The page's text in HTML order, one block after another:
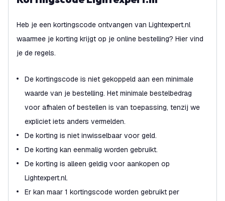
Heb je een kortingscode ontvangen van Lightexpert.nl
waarmee je korting krijgt op je online bestelling? Hier vind
je de regels.
De kortingscode is niet gekoppeld aan een minimale
waarde van je bestelling. Het minimale bestelbedrag
voor afhalen of bestellen is van toepassing, tenzij we
expliciet iets anders vermelden.
De korting is niet inwisselbaar voor geld.
De korting kan eenmalig worden gebruikt.
De korting is alleen geldig voor aankopen op
Lightexpert.nl.
Er kan maar 1 kortingscode worden gebruikt per